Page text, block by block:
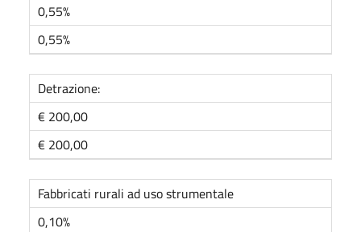
0,55%
0,55%
Detrazione:
€ 200,00
€ 200,00
Fabbricati rurali ad uso strumentale
0,10%